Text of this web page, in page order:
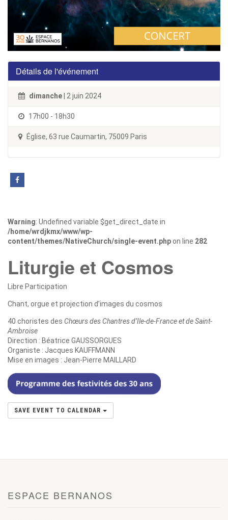
Détails de l'événement
dimanche | 2 juin 2024
17h00 - 18h30
Église, 63 rue Caumartin, 75009 Paris
Warning: Undefined variable $get_direct_date in
/home/wrdjkmx/www/wp-
content/themes/NativeChurch/single-event.phpon line 282
Liturgie et Cosmos
Libre Participation
Chant, orgue et projection d’images du cosmos
40 choristes des Chœurs des Chantres d’Ile-de-France et de Saint-
Ambroise
Direction : Béatrice GAUSSORGUES
Organiste : Jacques KAUFFMANN
Mise en images : Jean-Pierre MAILLARD
SAVE EVENT TO CALENDAR
ESPACE BERNANOS